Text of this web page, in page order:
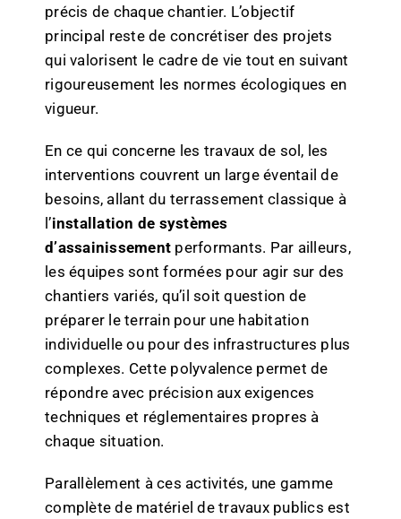
précis de chaque chantier. L’objectif
principal reste de concrétiser des projets
qui valorisent le cadre de vie tout en suivant
rigoureusement les normes écologiques en
vigueur.
En ce qui concerne les travaux de sol, les
interventions couvrent un large éventail de
besoins, allant du terrassement classique à
l’installation de systèmes
d’assainissement performants. Par ailleurs,
les équipes sont formées pour agir sur des
chantiers variés, qu’il soit question de
préparer le terrain pour une habitation
individuelle ou pour des infrastructures plus
complexes. Cette polyvalence permet de
répondre avec précision aux exigences
techniques et réglementaires propres à
chaque situation.
Parallèlement à ces activités, une gamme
complète de matériel de travaux publics est